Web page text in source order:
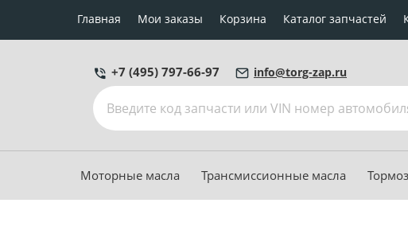
Главная Мои заказы Корзина Каталог запчастей
+7 (495) 797-66-97
info@torg-zap.ru
Моторные масла Трансмиссионные масла